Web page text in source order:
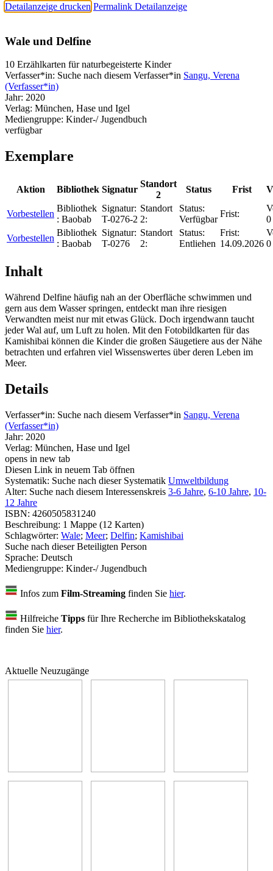
Detailanzeige drucken Permalink Detailanzeige
Wale und Delfine
10 Erzählkarten für naturbegeisterte Kinder
Verfasser*in: Suche nach diesem Verfasser*in Sangu, Verena
(Verfasser*in)
Jahr: 2020
Verlag: München, Hase und Igel
Mediengruppe: Kinder-/ Jugendbuch
verfügbar
Exemplare
Aktion Bibliothek Signatur
Standort
2
Status Frist
Vorbestellen
Bibliothek
: Baobab
Signatur:
T-0276-2
Standort
2:
Status:
Verfügbar
Frist:
0
Vorbestellen
Bibliothek
: Baobab
Signatur:
T-0276
Standort
2:
Status:
Entliehen
Frist:
14.09.2026 0
Inhalt
Während Delfine häufig nah an der Oberfläche schwimmen und
gern aus dem Wasser springen, entdeckt man ihre riesigen
Verwandten meist nur mit etwas Glück. Doch irgendwann taucht
jeder Wal auf, um Luft zu holen. Mit den Fotobildkarten für das
Kamishibai können die Kinder die großen Säugetiere aus der Nähe
betrachten und erfahren viel Wissenswertes über deren Leben im
Meer.
Details
Verfasser*in: Suche nach diesem Verfasser*in Sangu, Verena
(Verfasser*in)
Jahr: 2020
Verlag: München, Hase und Igel
opens in new tab
Diesen Link in neuem Tab öffnen
Systematik: Suche nach dieser Systematik Umweltbildung
Alter: Suche nach diesem Interessenskreis 3-6 Jahre, 6-10 Jahre, 10-
12 Jahre
ISBN: 4260505831240
Beschreibung: 1 Mappe (12 Karten)
Schlagwörter: Wale; Meer; Delfin; Kamishibai
Suche nach dieser Beteiligten Person
Sprache: Deutsch
Mediengruppe: Kinder-/ Jugendbuch
Infos zum Film-Streaming finden Sie hier.
Hilfreiche Tipps für Ihre Recherche im Bibliothekskatalog
finden Sie hier.
Aktuelle Neuzugänge